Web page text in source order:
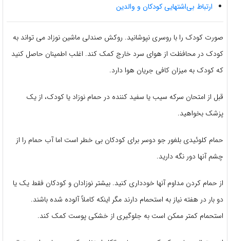
ارتباط بی‌اشتهایی کودکان و والدین
صورت کودک را با روسری نپوشانید. روکش صندلی ماشین نوزاد می تواند به
کودک در محافظت از هوای سرد خارج کمک کند. اغلب اطمینان حاصل کنید
که کودک به میزان کافی جریان هوا دارد.
قبل از امتحان سرکه سیب یا سفید کننده در حمام نوزاد یا کودک، از یک
پزشک بخواهید.
حمام کلوئیدی بلغور جو دوسر برای کودکان بی خطر است اما آب حمام را از
چشم آنها دور نگه دارید.
از حمام کردن مداوم آنها خودداری کنید. بیشتر نوزادان و کودکان فقط یک یا
دو بار در هفته نیاز به استحمام دارند مگر اینکه کاملاً آلوده شده باشند.
استحمام کمتر ممکن است به جلوگیری از خشکی پوست کمک کند.